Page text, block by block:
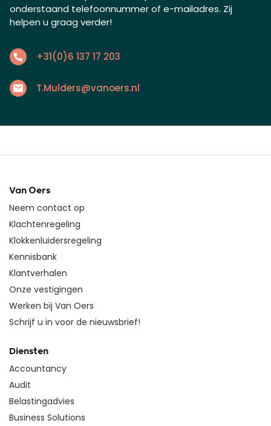
onderstaand telefoonnummer of e-mailadres. Zij
helpen u graag verder!
+31(0)6 137 17 203
T.Mulders@vanoers.nl
Van Oers
Neem contact op
Klachtenregeling
Klokkenluidersregeling
Kennisbank
Klantverhalen
Onze vestigingen
Werken bij Van Oers
Schrijf u in voor de nieuwsbrief!
Diensten
Accountancy
Audit
Belastingadvies
Business Solutions